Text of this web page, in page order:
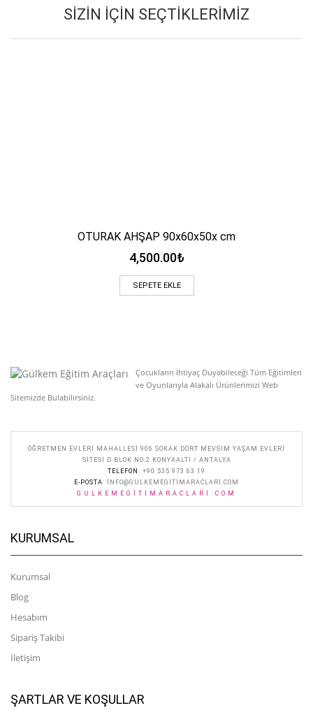
SIZIN İÇIN SEÇTIKLERIMIZ
OTURAK AHŞAP 90x60x50x cm
4,500.00₺
SEPETE EKLE
Çocukların İhtiyaç Duyabileceği Tüm Eğitimleri
ve Oyunlarıyla Alakalı Ürünlerimizi Web
Sitemizde Bulabilirsiniz.
ÖĞRETMEN EVLERI MAHALLESI 906 SOKAK DÖRT MEVSIM YAŞAM EVLERI
SITESI D BLOK NO:2 KONYAALTI / ANTALYA
TELEFON : +90 535 973 63 19
E-POSTA:
INFO@GULKEMEGITIMARACLARI.COM
GULKEMEGITIMARACLARI.COM
KURUMSAL
Kurumsal
Blog
Hesabım
Sipariş Takibi
İletişim
ŞARTLAR VE KOŞULLAR